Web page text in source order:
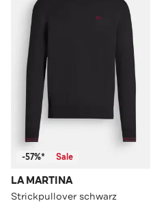
-57%* Sale
LA MARTINA
Strickpullover schwarz